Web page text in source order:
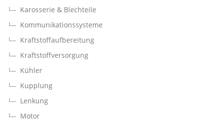
Karosserie & Blechteile
Kommunikationssysteme
Kraftstoffaufbereitung
Kraftstoffversorgung
Kühler
Kupplung
Lenkung
Motor